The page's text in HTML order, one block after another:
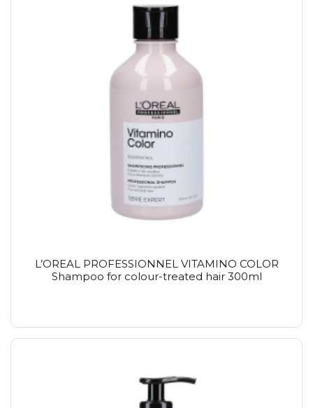
L’OREAL PROFESSIONNEL VITAMINO COLOR
Shampoo for colour-treated hair 300ml